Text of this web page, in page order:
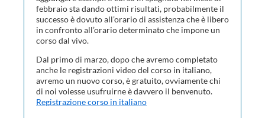
febbraio sta dando ottimi risultati, probabilmente il
successo è dovuto all’orario di assistenza che è libero
in confronto all’orario determinato che impone un
corso dal vivo.
Dal primo di marzo, dopo che avremo completato
anche le registrazioni video del corso in italiano,
avremo un nuovo corso, è gratuito, ovviamente chi
di noi volesse usufruirne è davvero il benvenuto.
Registrazione corso in italiano